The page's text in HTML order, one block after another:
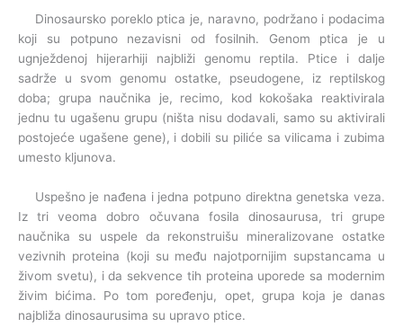
Dinosaursko poreklo ptica je, naravno, podržano i podacima
koji su potpuno nezavisni od fosilnih. Genom ptica je u
ugnježdenoj hijerarhiji najbliži genomu reptila. Ptice i dalje
sadrže u svom genomu ostatke, pseudogene, iz reptilskog
doba; grupa naučnika je, recimo, kod kokošaka reaktivirala
jednu tu ugašenu grupu (ništa nisu dodavali, samo su aktivirali
postojeće ugašene gene), i dobili su piliće sa vilicama i zubima
umesto kljunova.
Uspešno je nađena i jedna potpuno direktna genetska veza.
Iz tri veoma dobro očuvana fosila dinosaurusa, tri grupe
naučnika su uspele da rekonstruišu mineralizovane ostatke
vezivnih proteina (koji su među najotpornijim supstancama u
živom svetu), i da sekvence tih proteina uporede sa modernim
živim bićima. Po tom poređenju, opet, grupa koja je danas
najbliža dinosaurusima su upravo ptice.